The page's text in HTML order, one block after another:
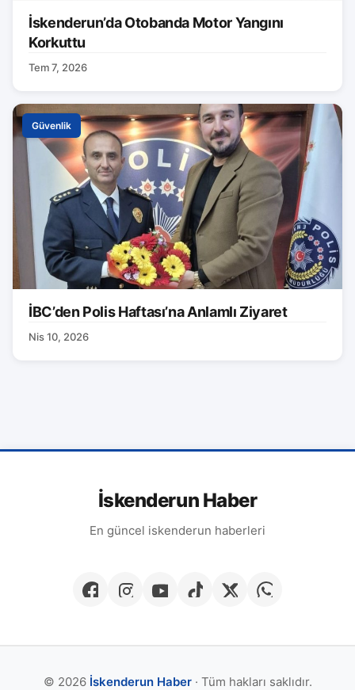
İskenderun’da Otobanda Motor Yangını
Korkuttu
Tem 7, 2026
Güvenlik
İBC’den Polis Haftası’na Anlamlı Ziyaret
Nis 10, 2026
İskenderun Haber
En güncel iskenderun haberleri
© 2026 İskenderun Haber· Tüm hakları saklıdır.